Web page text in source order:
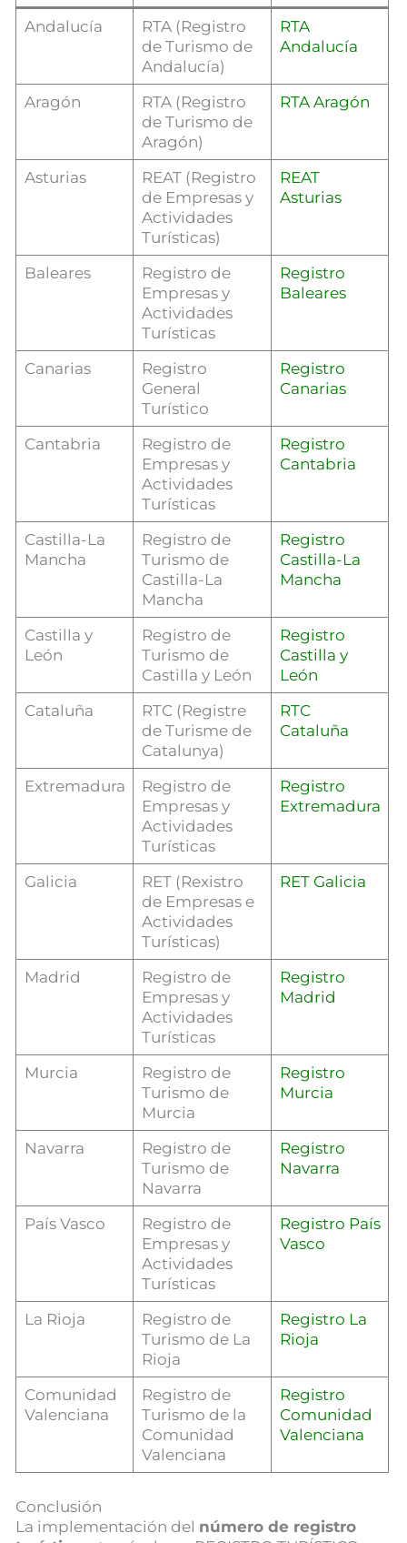
Andalucía
RTA (Registro
de Turismo de
Andalucía)
RTA
Andalucía
Aragón
RTA (Registro
de Turismo de
Aragón)
RTA Aragón
Asturias
REAT (Registro
de Empresas y
Actividades
Turísticas)
REAT
Asturias
Baleares
Registro de
Empresas y
Actividades
Turísticas
Registro
Baleares
Canarias
Registro
General
Turístico
Registro
Canarias
Cantabria
Registro de
Empresas y
Actividades
Turísticas
Registro
Cantabria
Castilla-La
Mancha
Registro de
Turismo de
Castilla-La
Mancha
Registro
Castilla-La
Mancha
Castilla y
León
Registro de
Turismo de
Castilla y León
Registro
Castilla y
León
Cataluña
RTC (Registre
de Turisme de
Catalunya)
RTC
Cataluña
Extremadura
Registro de
Empresas y
Actividades
Turísticas
Registro
Extremadura
Galicia
RET (Rexistro
de Empresas e
Actividades
Turísticas)
RET Galicia
Madrid
Registro de
Empresas y
Actividades
Turísticas
Registro
Madrid
Murcia
Registro de
Turismo de
Murcia
Registro
Murcia
Navarra
Registro de
Turismo de
Navarra
Registro
Navarra
País Vasco
Registro de
Empresas y
Actividades
Turísticas
Registro País
Vasco
La Rioja
Registro de
Turismo de La
Rioja
Registro La
Rioja
Comunidad
Valenciana
Registro de
Turismo de la
Comunidad
Valenciana
Registro
Comunidad
Valenciana
Conclusión
La implementación del número de registro